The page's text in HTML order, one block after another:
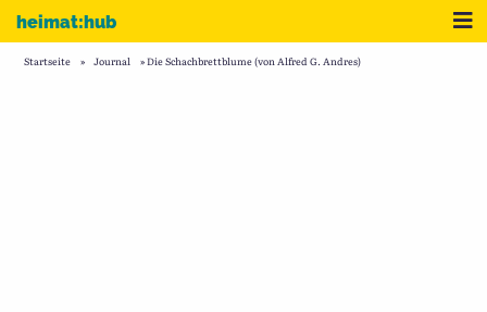
Zum Inhalt
heimat:hub
Startseite » Journal »Die Schachbrettblume (von Alfred G. Andres)